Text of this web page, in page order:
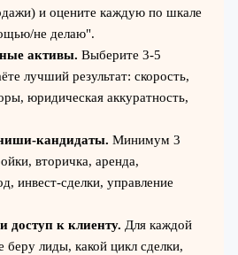
и оцените каждую по шкале
не делаю".
активы. Выберите 3-5
лучший результат: скорость,
юридическая аккуратность,
кандидаты. Минимум 3
вторичка, аренда,
инвест-сделки, управление
доступ к клиенту. Для каждой
беру лиды, какой цикл сделки,